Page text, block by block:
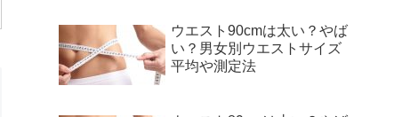
ウエスト90cmは太い？やば
い？男女別ウエストサイズ
平均や測定法